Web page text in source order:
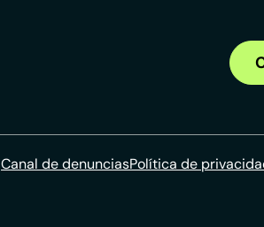
Canal de denunciasPolítica de